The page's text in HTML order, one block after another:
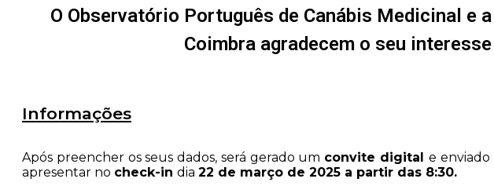
O Observatório Português de Canábis Medicinal e
Coimbra agradecem o seu
Informações
Após preencher os seus dados, será gerado um convite digital e
apresentar no check-in dia 22 de março de 2025 a partir das 8:30.